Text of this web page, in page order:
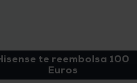
te reembolsa 100
Euros